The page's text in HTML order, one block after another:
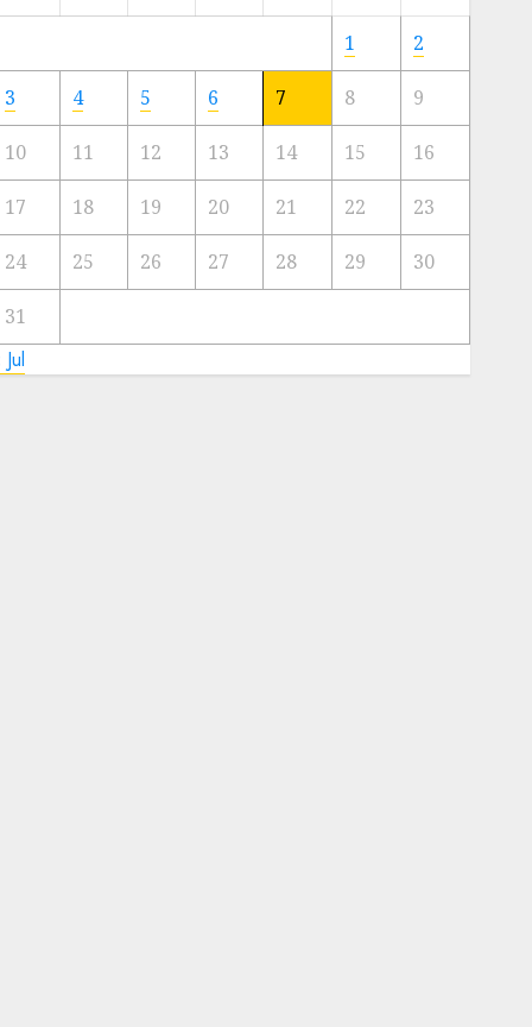
Artis
Kota
23/11/2024
0
1 2
3 4 5 6 7 8 9
10 11 12 13 14 15 16
17 18 19 20 21 22 23
24 25 26 27 28 29 30
31